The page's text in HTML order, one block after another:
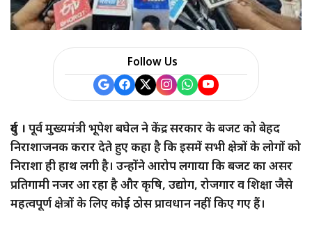
Follow Us
दुर्ग । पूर्व मुख्यमंत्री भूपेश बघेल ने केंद्र सरकार के बजट को बेहद
निराशाजनक करार देते हुए कहा है कि इसमें सभी क्षेत्रों के लोगों को
निराशा ही हाथ लगी है। उन्होंने आरोप लगाया कि बजट का असर
प्रतिगामी नजर आ रहा है और कृषि, उद्योग, रोजगार व शिक्षा जैसे
महत्वपूर्ण क्षेत्रों के लिए कोई ठोस प्रावधान नहीं किए गए हैं।
e